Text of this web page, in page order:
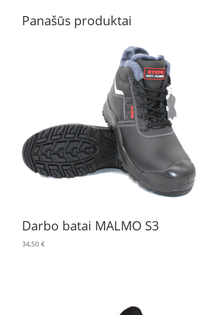
Panašūs produktai
Darbo batai MALMO S3
34,50 €